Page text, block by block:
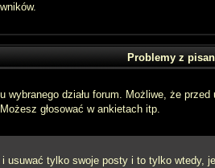
Problemy z
działu forum. Możliwe, że
głosować w ankietach itp.
tylko swoje posty i to tylko